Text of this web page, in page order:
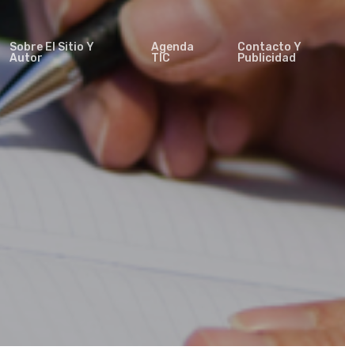
Sobre El Sitio Y
Autor
Agenda
TIC
Contacto Y
Publicidad